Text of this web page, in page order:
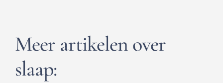
Meer artikelen over
slaap: